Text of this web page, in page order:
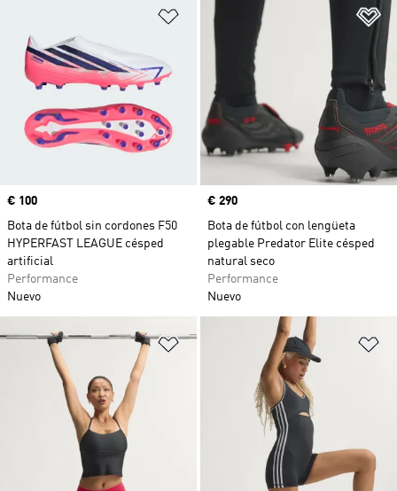
Añadir a la lista de deseos
Precio
€ 100
Bota de fútbol sin cordones F50
HYPERFAST LEAGUE césped
artificial
Performance
Nuevo
Precio
€ 290
Bota de fútbol con lengüeta
plegable Predator Elite césped
natural seco
Performance
Nuevo
Añadir a la lista de deseos